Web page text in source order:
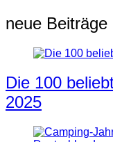
neue Beiträge
Die 100
2025